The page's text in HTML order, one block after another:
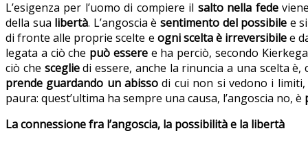
L’esigenza per l’uomo di compiere il salto nella fede
della sua libertà. L’angoscia èsentimento del possibile e
di fronte alle proprie scelte e ogni scelta è irreversibilee
legata a ciò che può esseree ha perciò, secondo
ciò che scegliedi essere, anche la rinuncia a una scelta è,
prende guardando un abisso di cui non si vedono i
paura: quest’ultima ha sempre una causa, l’angoscia no, è
La connessione fra l’angoscia, la possibilità e la libertà